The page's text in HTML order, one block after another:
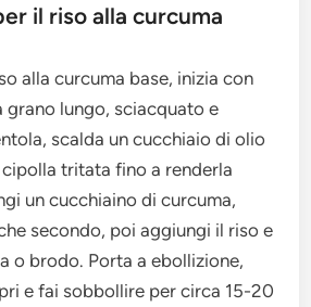
il riso alla curcuma
alla curcuma base, inizia con
grano lungo, sciacquato e
scalda un cucchiaio di olio
tritata fino a renderla
un cucchiaino di curcuma,
secondo, poi aggiungi il riso e
o brodo. Porta a ebollizione,
e fai sobbollire per circa 15-20